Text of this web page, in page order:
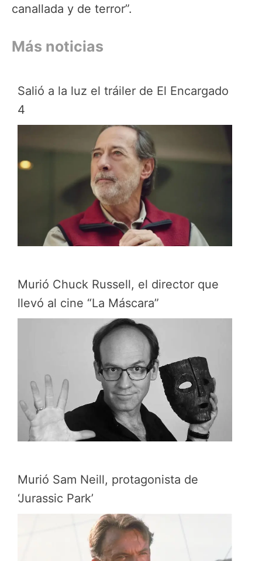
canallada y de terror”.
Más noticias
Salió a la luz el tráiler de El Encargado
4
Murió Chuck Russell, el director que
llevó al cine “La Máscara”
Murió Sam Neill, protagonista de
‘Jurassic Park’